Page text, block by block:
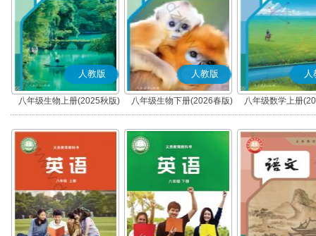
人教版
八年级生物上册(2025秋版)
人教版
八年级生物下册(2026春版)
人
八年级数学上册